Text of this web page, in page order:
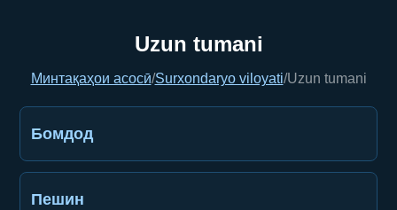
Uzun tumani
Минтақаҳои асосӣ/Surxondaryo viloyati/Uzun tumani
Бомдод
Пешин